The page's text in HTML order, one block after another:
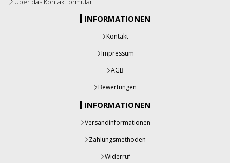
INFORMATIONEN
Kontakt
Impressum
AGB
Bewertungen
INFORMATIONEN
Versandinformationen
Zahlungsmethoden
Widerruf